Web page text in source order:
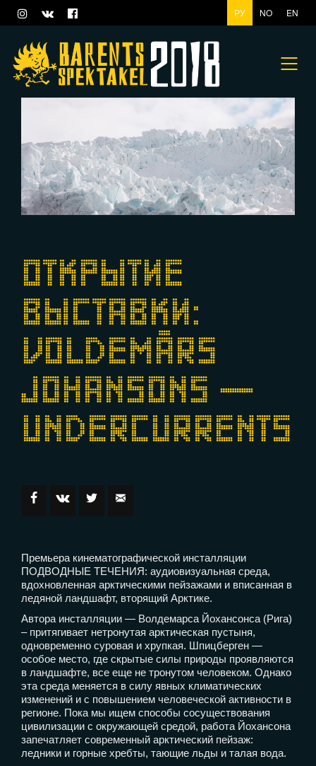
EN
NO
РУ
ОТКРЫТИЕ
ВЫСТАВКИ:
VOLDEMĀRS
JOHANSONS —
UNDERCURRENTS
Премьера кинематографической инсталляции
ПОДВОДНЫЕ ТЕЧЕНИЯ: аудиовизуальная среда,
вдохновленная арктическими пейзажами и вписанная в
ледяной ландшафт, вторящий Арктике.
Автора инсталляции — Волдемарса Йохансонса (Рига)
– притягивает нетронутая арктическая пустыня,
одновременно суровая и хрупкая. Шпицберген —
особое место, где скрытые силы природы проявляются
в ландшафте, все еще не тронутом человеком. Однако
эта среда меняется в силу явных климатических
изменений и с повышением человеческой активности в
регионе. Пока мы ищем способы сосуществования
цивилизации с окружающей средой, работа Йохансона
запечатляет современный арктический пейзаж:
ледники и горные хребты, тающие льды и талая вода.